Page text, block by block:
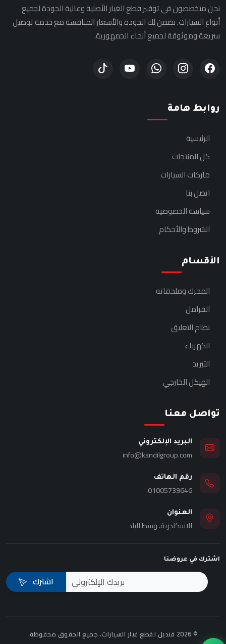
نحن متخصصون في توفير قطع الغيار الأصلية وعالية الجودة لجميع
أنواع السيارات. نضمن لك الجودة والأسعار المنافسة مع خدمة توصيل
سريعة وموثوقة لجميع أنحاء الجمهورية.
روابط هامة
الرئيسية
كل المنتجات
ماركات السيارات
اتصل بنا
سياسة الخصوصية
الشروط والأحكام
الأقسام
المحرك وملحقاته
الفرامل
نظام التعليق
الكهرباء
التبريد
الهيكل الخارجي
تواصل معنا
البريد الإلكتروني
info@kandilgroup.com
رقم الهاتف
01005739646
العنوان
الاسكندرية، وسط البلد
اشترك في عروضنا
اشترك
© 2026 قنديل لقطع غيار السيارات. جميع الحقوق محفوظة.